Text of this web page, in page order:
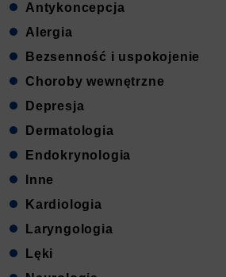
Antykoncepcja
Alergia
Bezsenność i uspokojenie
Choroby wewnętrzne
Depresja
Dermatologia
Endokrynologia
Inne
Kardiologia
Laryngologia
Lęki